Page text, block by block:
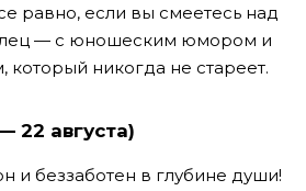
равно, если вы смеетесь над
— с юношеским юмором и
никогда не стареет.
22 августа)
и беззаботен в глубине души!